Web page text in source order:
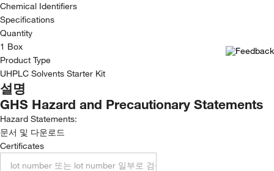
Chemical Identifiers
Specifications
Quantity
1 Box
Product Type
UHPLC Solvents Starter Kit
설명
GHS Hazard and Precautionary Statements
Hazard Statements:
문서 및 다운로드
Certificates